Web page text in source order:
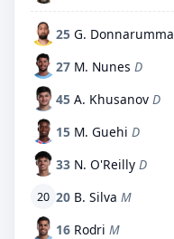
25 G. Donnarumma
27 M. Nunes D
45 A. Khusanov D
15 M. Guehi D
33 N. O'Reilly D
20 20 B. Silva M
16 Rodri M